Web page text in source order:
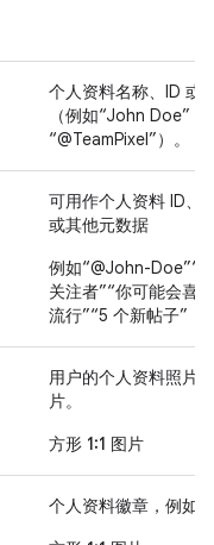
个人资料名称、ID 或
（例如“John Doe”
“@TeamPixel”）。
可用作个人资料 ID、
或其他元数据
例如“@John-
关注者”“你可能会喜
流行”“5 个新帖子”
用户的个人资料照片
片。
方形 1:1 图片
个人资料徽章，例如